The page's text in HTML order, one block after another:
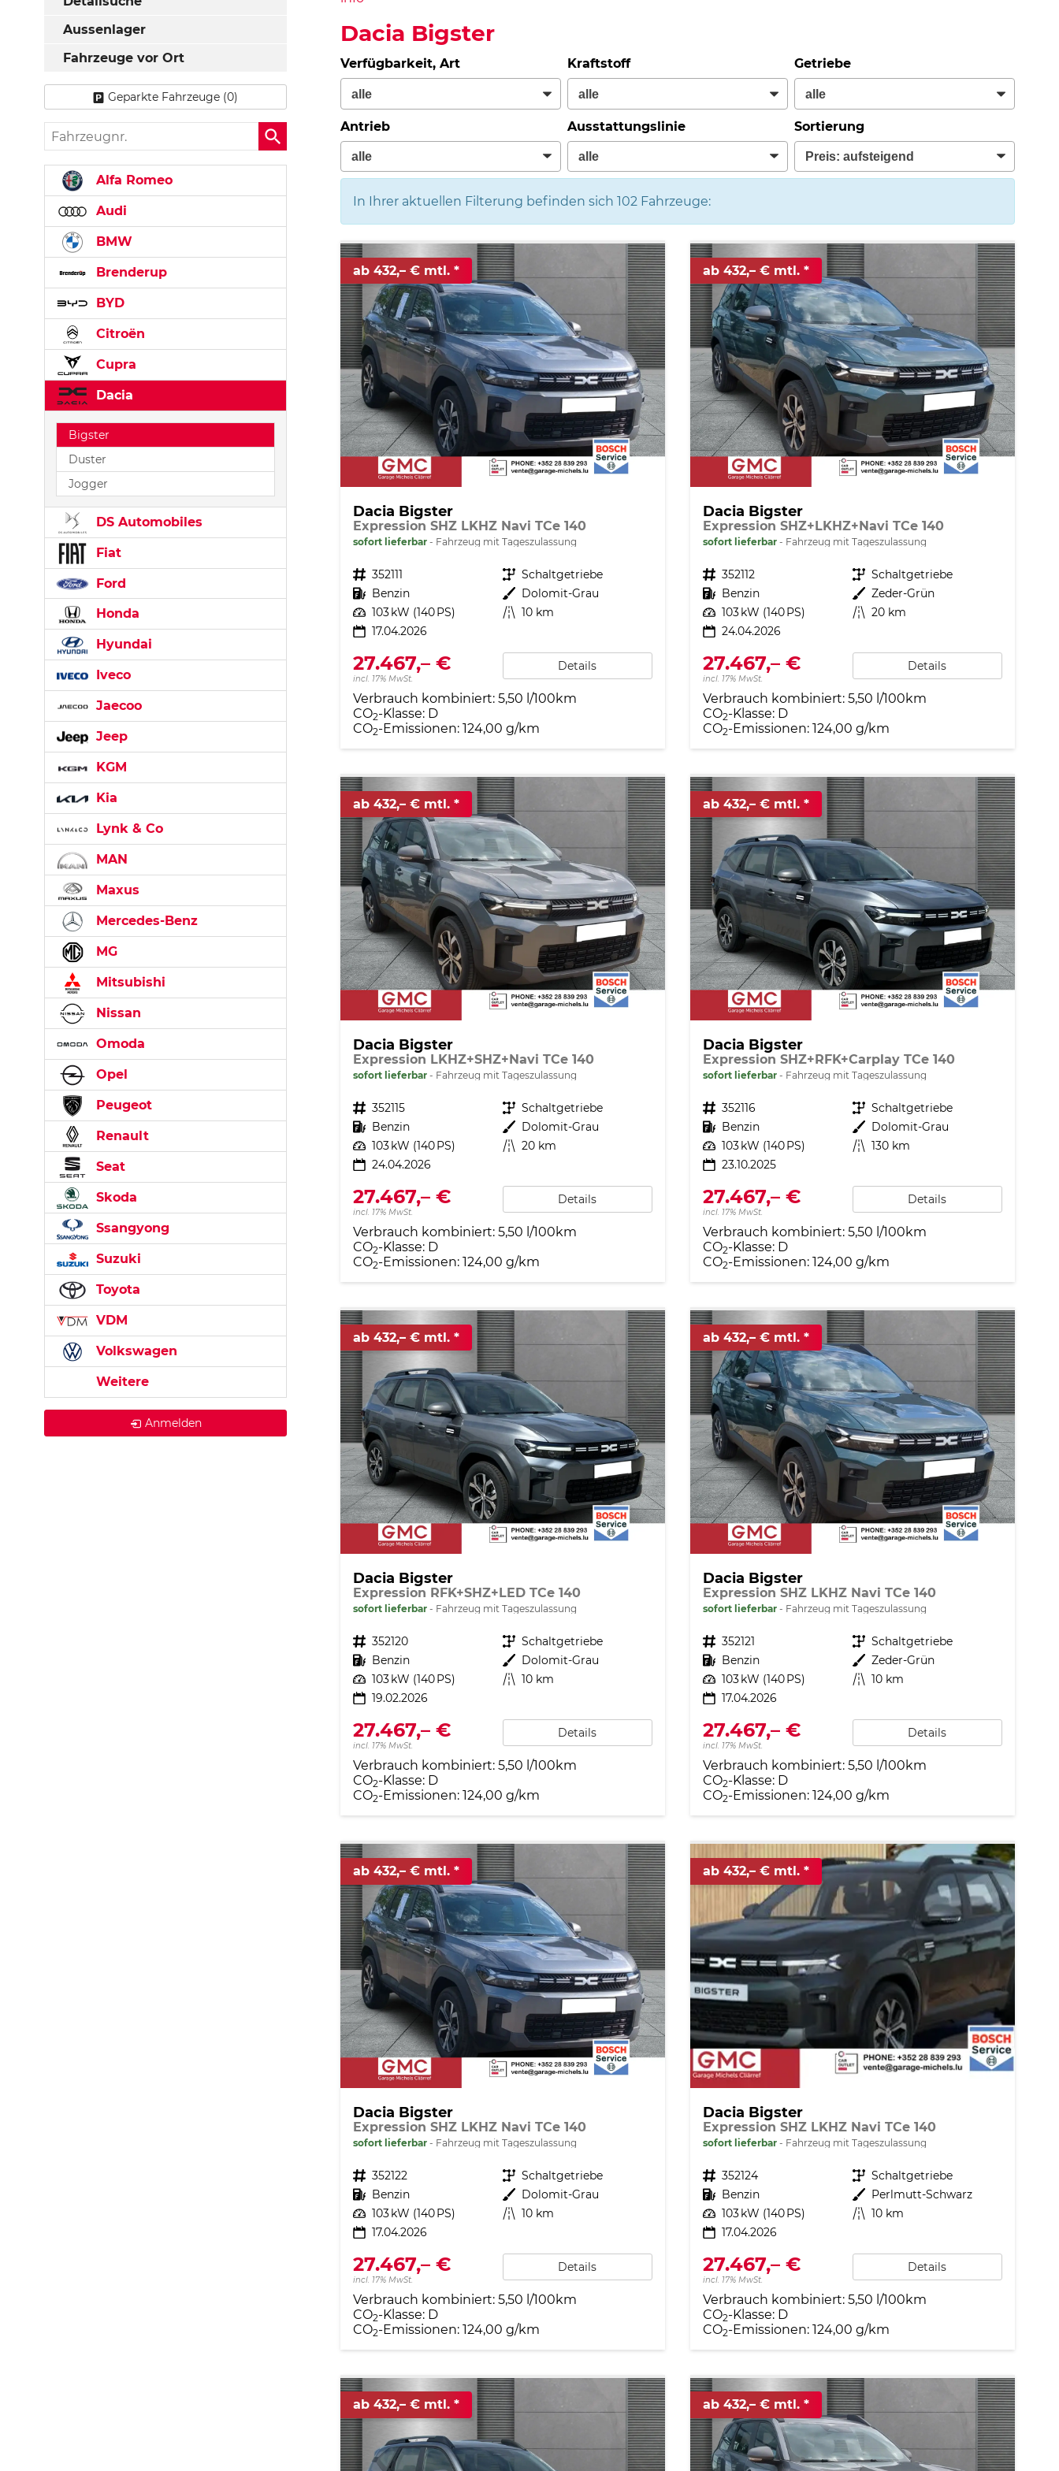
Dacia Bigster
Verfügbarkeit, Art Kraftstoff Getriebe
Antrieb Ausstattungslinie Sortierung
In Ihrer aktuellen Filterung befinden sich 102Fahrzeuge:
ab 432,– € mtl.
Dacia Bigster
Expression SHZ LKHZ Navi TCe 140
sofort lieferbar Fahrzeug mit Tageszulassung
Fahrzeugnr. 352111 Getriebe Schaltgetriebe
Kraftstoff Benzin Außenfarbe Dolomit-Grau
Leistung 103 kW (140 PS) Kilometerstand 10 km
17.04.2026
27.467,– €
incl. 17% MwSt.
Details
Verbrauch kombiniert: 5,50 l/100km
CO2-Klasse: D
CO2-Emissionen: 124,00 g/km
ab 432,– € mtl.
Dacia Bigster
Expression SHZ+LKHZ+Navi TCe 140
sofort lieferbar Fahrzeug mit Tageszulassung
Fahrzeugnr. 352112 Getriebe Schaltgetriebe
Kraftstoff Benzin Außenfarbe Zeder-Grün
Leistung 103 kW (140 PS) Kilometerstand 20 km
24.04.2026
27.467,– €
incl. 17% MwSt.
Details
Verbrauch kombiniert: 5,50 l/100km
CO2-Klasse: D
CO2-Emissionen: 124,00 g/km
ab 432,– € mtl.
Dacia Bigster
Expression LKHZ+SHZ+Navi TCe 140
sofort lieferbar Fahrzeug mit Tageszulassung
Fahrzeugnr. 352115 Getriebe Schaltgetriebe
Kraftstoff Benzin Außenfarbe Dolomit-Grau
Leistung 103 kW (140 PS) Kilometerstand 20 km
24.04.2026
27.467,– €
incl. 17% MwSt.
Details
Verbrauch kombiniert: 5,50 l/100km
CO2-Klasse: D
CO2-Emissionen: 124,00 g/km
ab 432,– € mtl.
Dacia Bigster
Expression SHZ+RFK+Carplay TCe 140
sofort lieferbar Fahrzeug mit Tageszulassung
Fahrzeugnr. 352116 Getriebe Schaltgetriebe
Kraftstoff Benzin Außenfarbe Dolomit-Grau
Leistung 103 kW (140 PS) Kilometerstand 130 km
23.10.2025
27.467,– €
incl. 17% MwSt.
Details
Verbrauch kombiniert: 5,50 l/100km
CO2-Klasse: D
CO2-Emissionen: 124,00 g/km
ab 432,– € mtl.
Dacia Bigster
Expression RFK+SHZ+LED TCe 140
sofort lieferbar Fahrzeug mit Tageszulassung
Fahrzeugnr. 352120 Getriebe Schaltgetriebe
Kraftstoff Benzin Außenfarbe Dolomit-Grau
Leistung 103 kW (140 PS) Kilometerstand 10 km
19.02.2026
27.467,– €
incl. 17% MwSt.
Details
Verbrauch kombiniert: 5,50 l/100km
CO2-Klasse: D
CO2-Emissionen: 124,00 g/km
ab 432,– € mtl.
Dacia Bigster
Expression SHZ LKHZ Navi TCe 140
sofort lieferbar Fahrzeug mit Tageszulassung
Fahrzeugnr. 352121 Getriebe Schaltgetriebe
Kraftstoff Benzin Außenfarbe Zeder-Grün
Leistung 103 kW (140 PS) Kilometerstand 10 km
17.04.2026
27.467,– €
incl. 17% MwSt.
Details
Verbrauch kombiniert: 5,50 l/100km
CO2-Klasse: D
CO2-Emissionen: 124,00 g/km
ab 432,– € mtl.
Dacia Bigster
Expression SHZ LKHZ Navi TCe 140
sofort lieferbar Fahrzeug mit Tageszulassung
Fahrzeugnr. 352122 Getriebe Schaltgetriebe
Kraftstoff Benzin Außenfarbe Dolomit-Grau
Leistung 103 kW (140 PS) Kilometerstand 10 km
17.04.2026
27.467,– €
incl. 17% MwSt.
Details
Verbrauch kombiniert: 5,50 l/100km
CO2-Klasse: D
CO2-Emissionen: 124,00 g/km
ab 432,– € mtl.
Dacia Bigster
Expression SHZ LKHZ Navi TCe 140
sofort lieferbar Fahrzeug mit Tageszulassung
Fahrzeugnr. 352124 Getriebe Schaltgetriebe
Kraftstoff Benzin Außenfarbe Perlmutt-Schwarz
Leistung 103 kW (140 PS) Kilometerstand 10 km
17.04.2026
27.467,– €
incl. 17% MwSt.
Details
Verbrauch kombiniert: 5,50 l/100km
CO2-Klasse: D
CO2-Emissionen: 124,00 g/km
ab 432,– € mtl. ab 432,– € mtl.
Aussenlager
Fahrzeuge vor Ort
Geparkte Fahrzeuge (0)
Fahrzeugnr.
Alfa Romeo
Audi
BMW
Brenderup
BYD
Citroën
Cupra
Dacia
Bigster
Duster
Jogger
DS Automobiles
Fiat
Ford
Honda
Hyundai
Iveco
Jaecoo
Jeep
KGM
Kia
Lynk & Co
MAN
Maxus
Mercedes-Benz
MG
Mitsubishi
Nissan
Omoda
Opel
Peugeot
Renault
Seat
Skoda
Ssangyong
Suzuki
Toyota
VDM
Volkswagen
Weitere
Anmelden